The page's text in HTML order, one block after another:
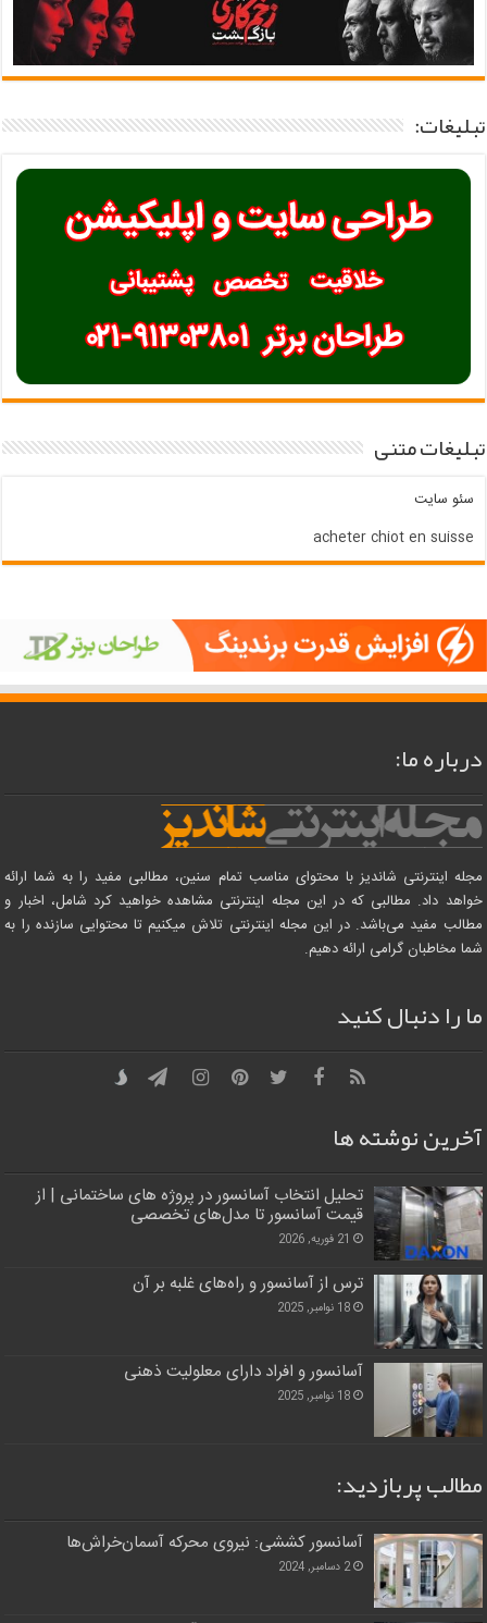
تبلیغات:
تبلیغات متنی
سئو سایت
acheter chiot en suisse
درباره ما:
مجله اینترنتی شاندیز با محتوای مناسب تمام سنین، مطالبی مفید را به شما ارائه
خواهد داد. مطالبی که در این مجله اینترنتی مشاهده خواهید کرد شامل، اخبار و
مطالب مفید می‌باشد. در این مجله اینترنتی تلاش میکنیم تا محتوایی سازنده را به
شما مخاطبان گرامی ارائه دهیم.
ما را دنبال کنید
آخرین نوشته ها
تحلیل انتخاب آسانسور در پروژه‌ های ساختمانی | از
قیمت آسانسور تا مدل‌های تخصصی
21 فوریه, 2026
ترس از آسانسور و راه‌های غلبه بر آن
18 نوامبر, 2025
آسانسور و افراد دارای معلولیت ذهنی
18 نوامبر, 2025
مطالب پربازدید:
آسانسور کششی: نیروی محرکه آسمان‌خراش‌ها
2 دسامبر, 2024